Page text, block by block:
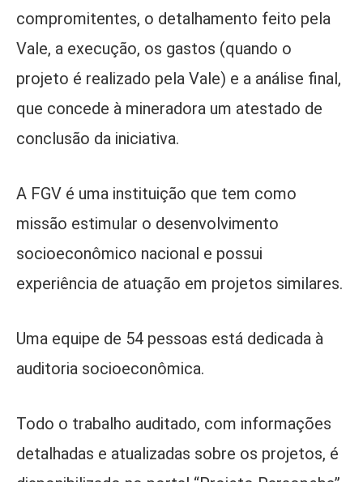
compromitentes, o detalhamento feito pela
Vale, a execução, os gastos (quando o
projeto é realizado pela Vale) e a análise final,
que concede à mineradora um atestado de
conclusão da iniciativa.
A FGV é uma instituição que tem como
missão estimular o desenvolvimento
socioeconômico nacional e possui
experiência de atuação em projetos similares.
Uma equipe de 54 pessoas está dedicada à
auditoria socioeconômica.
Todo o trabalho auditado, com informações
detalhadas e atualizadas sobre os projetos, é